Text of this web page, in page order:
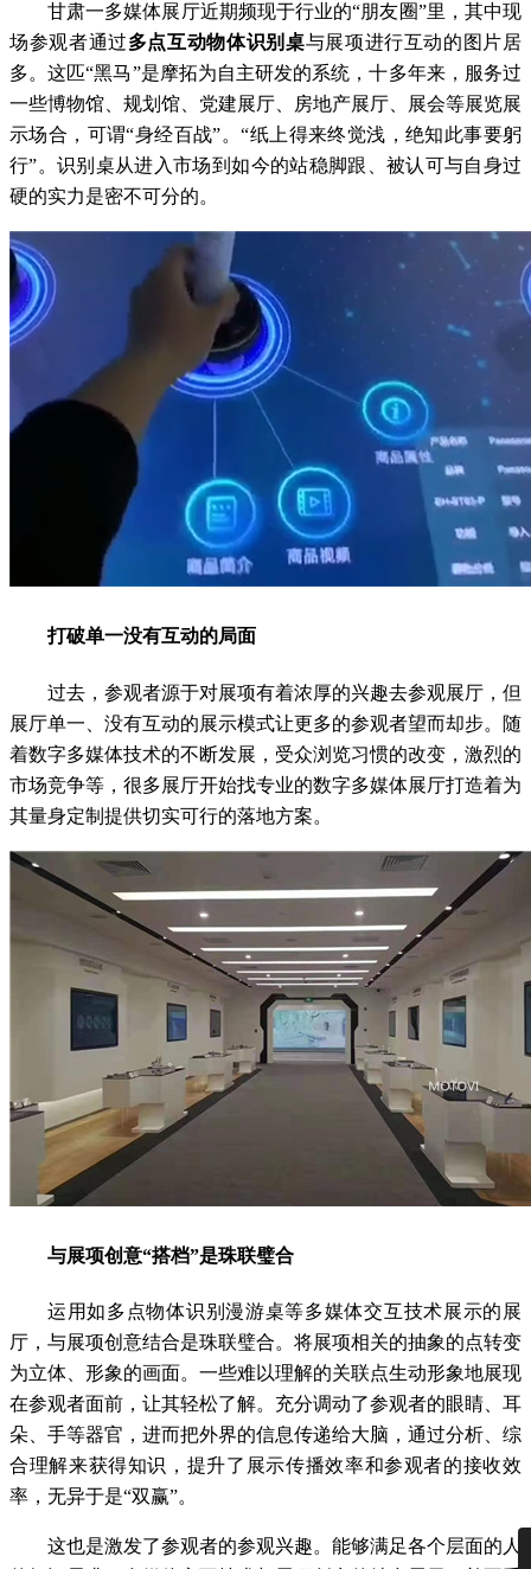
甘肃一多媒体展厅近期频现于行业的“朋友圈”里，其中现
场参观者通过多点互动物体识别桌与展项进行互动的图片居
多。这匹“黑马”是摩拓为自主研发的系统，十多年来，服务过
一些博物馆、规划馆、党建展厅、房地产展厅、展会等展览展
示场合，可谓“身经百战”。“纸上得来终觉浅，绝知此事要躬
行”。识别桌从进入市场到如今的站稳脚跟、被认可与自身过
硬的实力是密不可分的。
打破单一没有互动的局面
过去，参观者源于对展项有着浓厚的兴趣去参观展厅，但
展厅单一、没有互动的展示模式让更多的参观者望而却步。随
着数字多媒体技术的不断发展，受众浏览习惯的改变，激烈的
市场竞争等，很多展厅开始找专业的数字多媒体展厅打造着为
其量身定制提供切实可行的落地方案。
与展项创意“搭档”是珠联璧合
运用如多点物体识别漫游桌等多媒体交互技术展示的展
厅，与展项创意结合是珠联璧合。将展项相关的抽象的点转变
为立体、形象的画面。一些难以理解的关联点生动形象地展现
在参观者面前，让其轻松了解。充分调动了参观者的眼睛、耳
朵、手等器官，进而把外界的信息传递给大脑，通过分析、综
合理解来获得知识，提升了展示传播效率和参观者的接收效
率，无异于是“双赢”。
这也是激发了参观者的参观兴趣。能够满足各个层面的人